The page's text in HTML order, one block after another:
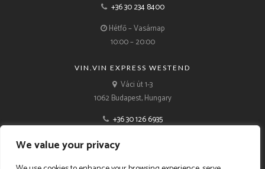
We value your privacy
+36 30 234 8400
Hétfő – Vasárnap
10:00 – 20:00
VIN.VIN EXPRESS WESTEND
Váci út 1-3
1062 Budapest, Hungary
+36 30 126 6935
Hétfő – Vasárnap
10:00 – 21:00